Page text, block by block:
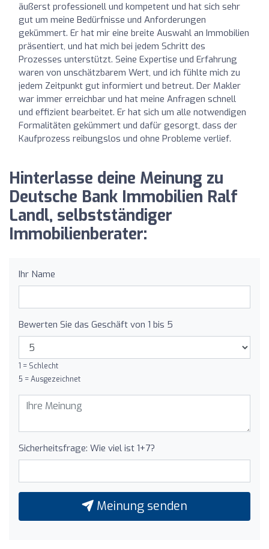
äußerst professionell und kompetent und hat sich sehr
gut um meine Bedürfnisse und Anforderungen
gekümmert. Er hat mir eine breite Auswahl an Immobilien
präsentiert, und hat mich bei jedem Schritt des
Prozesses unterstützt. Seine Expertise und Erfahrung
waren von unschätzbarem Wert, und ich fühlte mich zu
jedem Zeitpunkt gut informiert und betreut. Der Makler
war immer erreichbar und hat meine Anfragen schnell
und effizient bearbeitet. Er hat sich um alle notwendigen
Formalitäten gekümmert und dafür gesorgt, dass der
Kaufprozess reibungslos und ohne Probleme verlief.
Hinterlasse deine Meinung zu
Deutsche Bank Immobilien Ralf
Landl, selbstständiger
Immobilienberater:
Ihr Name
Bewerten Sie das Geschäft von 1 bis 5
1 = Schlecht
5 = Ausgezeichnet
Sicherheitsfrage: Wie viel ist 1+7?
Meinung senden